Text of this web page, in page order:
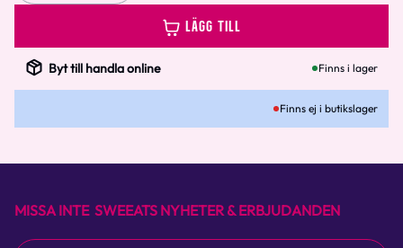
LÄGG TILL
Byt till handla online Finns i lager
Finns ej i butikslager
MISSA INTE SWEEATS NYHETER & ERBJUDANDEN